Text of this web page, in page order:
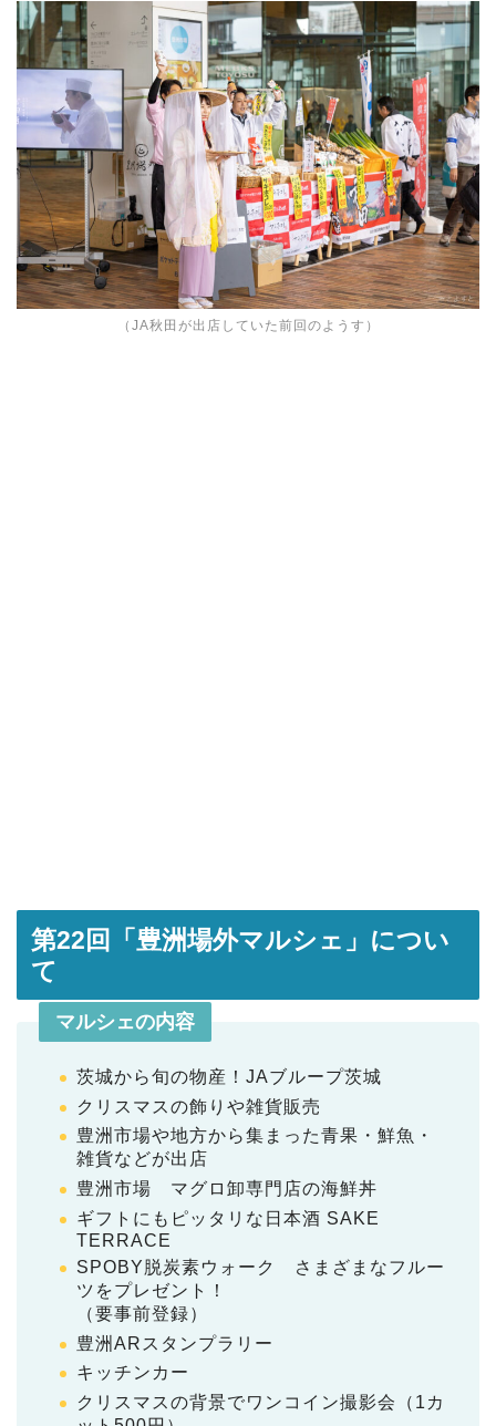
（JA秋田が出店していた前回のようす）
第22回「豊洲場外マルシェ」につい
て
マルシェの内容
茨城から旬の物産！JAブループ茨城
クリスマスの飾りや雑貨販売
豊洲市場や地方から集まった青果・鮮魚・
雑貨などが出店
豊洲市場 マグロ卸専門店の海鮮丼
ギフトにもピッタリな日本酒 SAKE
TERRACE
SPOBY脱炭素ウォーク さまざまなフルー
ツをプレゼント！
（要事前登録）
豊洲ARスタンプラリー
キッチンカー
クリスマスの背景でワンコイン撮影会（1カ